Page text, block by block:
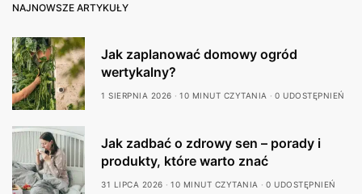
NAJNOWSZE ARTYKUŁY
Jak zaplanować domowy ogród
wertykalny?
1 SIERPNIA 2026 10 MINUT CZYTANIA 0 UDOSTĘPNIEŃ
Jak zadbać o zdrowy sen – porady i
produkty, które warto znać
31 LIPCA 2026 10 MINUT CZYTANIA 0 UDOSTĘPNIEŃ